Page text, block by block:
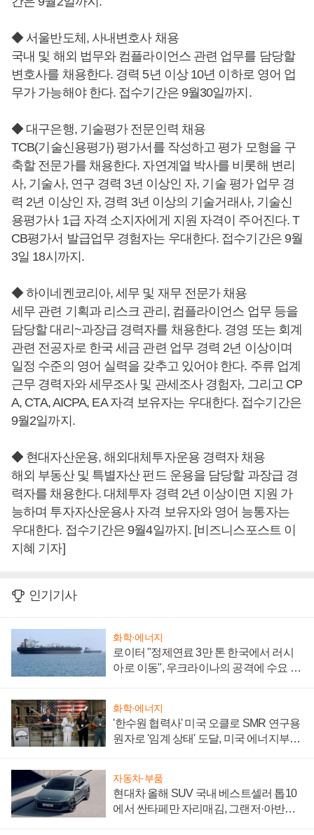
◆ 서울반도체, 사내변호사 채용
국내 및 해외 법무와 컴플라이언스 관련 업무를 담당할
변호사를 채용한다. 경력 5년 이상 10년 이하로 영어 업
무가 가능해야 한다. 접수기간은 9월30일까지.
◆ 대구은행, 기술평가 전문인력 채용
TCB(기술신용평가) 평가서를 작성하고 평가 모형을 구
축할 전문가를 채용한다. 자연계열 박사를 비롯해 변리
사, 기술사, 연구 경력 3년 이상인 자, 기술 평가 업무 경
력 2년 이상인 자, 경력 3년 이상의 기술거래사, 기술신
용평가사 1급 자격 소지자에게 지원 자격이 주어진다. T
CB평가서 발급업무 경험자는 우대한다. 접수기간은 9월
3일 18시까지.
◆ 하이네켄코리아, 세무 및 재무 전문가 채용
세무 관련 기획과 리스크 관리, 컴플라이언스 업무 등을
담당할 대리~과장급 경력자를 채용한다. 경영 또는 회계
관련 전공자로 한국 세금 관련 업무 경력 2년 이상이며
일정 수준의 영어 실력을 갖추고 있어야 한다. 주류 업계
근무 경력자와 세무조사 및 관세조사 경험자, 그리고 CP
A, CTA, AICPA, EA 자격 보유자는 우대한다. 접수기간은
9월2일까지.
◆ 현대자산운용, 해외대체투자운용 경력자 채용
해외 부동산 및 특별자산 펀드 운용을 담당할 과장급 경
력자를 채용한다. 대체투자 경력 2년 이상이면 지원 가
능하며 투자자산운용사 자격 보유자와 영어 능통자는
우대한다. 접수기간은 9월4일까지. [비즈니스포스트 이
지혜 기자]
인기기사
화학·에너지
로이터 "정제연료 3만 톤 한국에서 러시
아로 이동", 우크라이나의 공격에 수요 늘
화학·에너지
'한수원 협력사' 미국 오클로 SMR 연구용
원자로 '임계 상태' 도달, 미국 에너지부
자동차·부품
현대차 올해 SUV 국내 베스트셀러 톱10
에서 싼타페만 자리매김, 그랜저·아반떼